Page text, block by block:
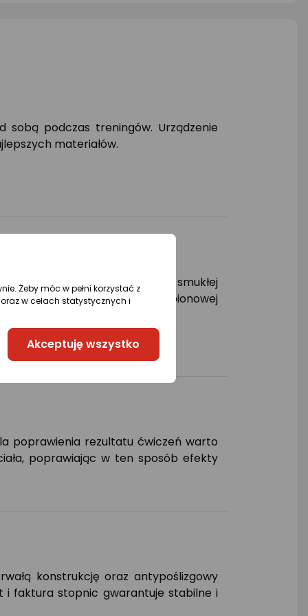
sobą podczas treningów. Urządzenie
materiałów.
partii ciała. Teraz uzyskanie smukłej
wykonywać w płaszczyźnie pionowej
poprawienia rezultatu ćwiczeń warto
poprawiając w ten sposób efekty
konstrukcję oraz antypoślizgowy
i faktura stopnic gwarantuje stabilne i
Żeby móc w pełni korzystać z
w celach statystycznych i
Akceptuję wszystko